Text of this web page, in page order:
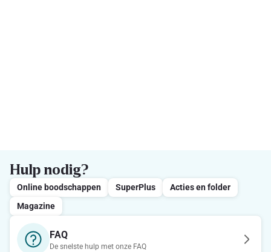
Hulp nodig?
Online boodschappen SuperPlus
Acties en folder
Magazine
FAQ
De snelste hulp met onze FAQ